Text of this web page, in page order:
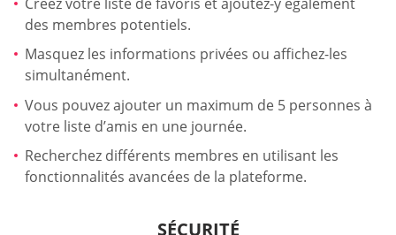
des membres potentiels.
Masquez les informations privées ou affichez-les
simultanément.
Vous pouvez ajouter un maximum de 5 personnes à
votre liste d’amis en une journée.
Recherchez différents membres en utilisant les
fonctionnalités avancées de la plateforme.
SÉCURITÉ